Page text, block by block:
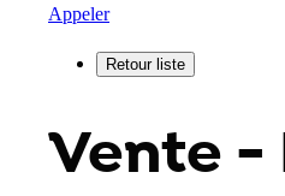
Appeler
Vente -